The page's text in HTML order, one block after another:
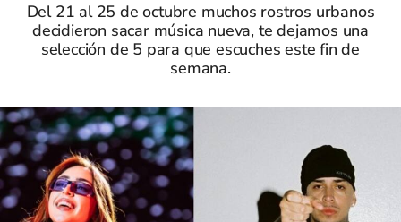
Del 21 al 25 de octubre muchos rostros urbanos
decidieron sacar música nueva, te dejamos una
selección de 5 para que escuches este fin de
semana.